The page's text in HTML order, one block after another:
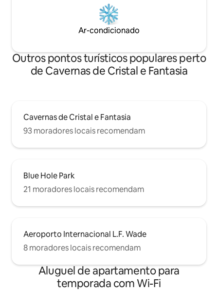
Ar-condicionado
Outros pontos turísticos populares perto
de Cavernas de Cristal e Fantasia
Cavernas de Cristal e Fantasia
93 moradores locais recomendam
Blue Hole Park
21 moradores locais recomendam
Aeroporto Internacional L.F. Wade
8 moradores locais recomendam
Aluguel de apartamento para
temporada com Wi-Fi